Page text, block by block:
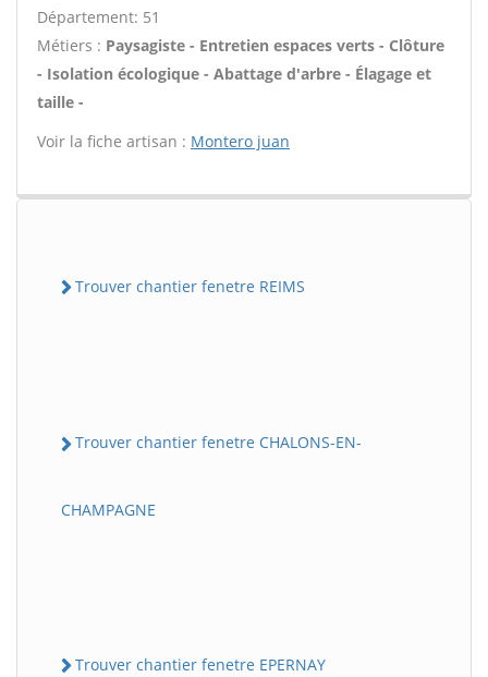
Département: 51
Métiers : Paysagiste - Entretien espaces verts - Clôture
- Isolation écologique - Abattage d'arbre - Élagage et
taille -
Voir la fiche artisan : Montero juan
Trouver chantier fenetre REIMS
Trouver chantier fenetre CHALONS-EN-
CHAMPAGNE
Trouver chantier fenetre EPERNAY